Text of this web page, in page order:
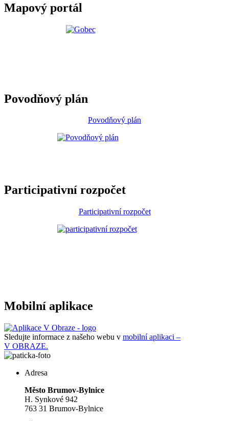
Mapový portál
Povodňový plán
Povodňový plán
Participativní rozpočet
Participativní rozpočet
Mobilní aplikace
Sledujte informace z našeho webu v mobilní aplikaci –
V OBRAZE.
Adresa
Město Brumov-Bylnice
H. Synkové 942
763 31 Brumov-Bylnice